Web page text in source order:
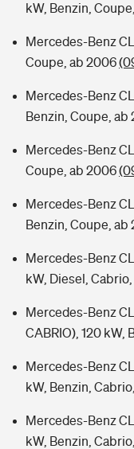
kW, Benzin,
Mercedes-Benz
Coupe, ab 2006
Mercedes-Benz
Benzin, Coupe, ab
Mercedes-Benz
Coupe, ab 2006
Mercedes-Benz
Benzin, Coupe, ab
Mercedes-Benz
kW, Diesel,
Mercedes-Benz
CABRIO), 120 kW,
Mercedes-Benz
kW, Benzin,
Mercedes-Benz
kW, Benzin,